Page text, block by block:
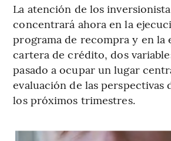
La atención de los
concentrará ahora en la
programa de recompra y en la
cartera de crédito, dos
pasado a ocupar un lugar
evaluación de las perspectivas
los próximos trimestres.